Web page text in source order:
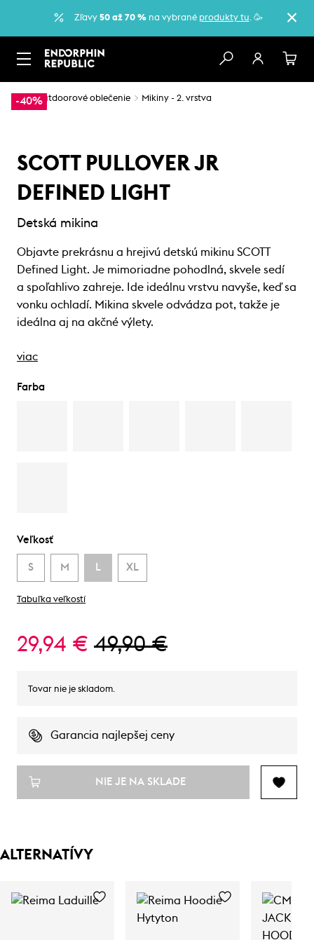
Zľavy 50 až 70 %na vybrané produkty tu. 🥳
-40%
… Outdoorové oblečenie Mikiny - 2. vrstva
SCOTT PULLOVER JR
DEFINED LIGHT
Detská mikina
Objavte prekrásnu a hrejivú detskú mikinu SCOTT
Defined Light. Je mimoriadne pohodlná, skvele sedí
a spoľahlivo zahreje. Ide ideálnu vrstvu navyše, keď sa
vonku ochladí. Mikina skvele odvádza pot, takže je
ideálna aj na akčné výlety.
viac
Farba
Veľkosť
S M L XL
Tabuľka veľkostí
29,94 € 49,90 €
Tovar nie je skladom.
Garancia najlepšej ceny
NIE JE NA SKLADE
ALTERNATÍVY